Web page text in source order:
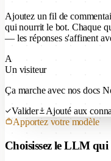
Ajoutez un fil de
qui nourrit le bot. Chaque
— les réponses s'affinent
A
Un visiteur
Ça marche avec nos docs
Valider
Ajouté aux
Apportez votre modèle
Choisissez le LLM